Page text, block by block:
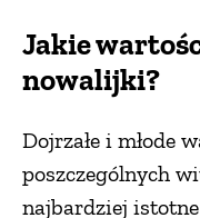
Jakie
nowalijki?
Dojrzałe i młode
poszczególnych
najbardziej